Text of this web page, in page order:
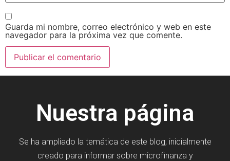
Guarda mi nombre, correo electrónico y web en este
navegador para la próxima vez que comente.
Nuestra página
Se ha ampliado la temática de este blog, inicialmente
creado para informar sobre microfinanza y